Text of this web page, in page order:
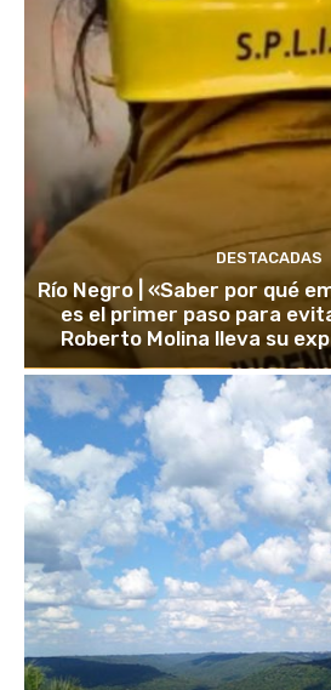
DESTACADAS
Río Negro | «Saber por qué
es el primer paso para
Roberto Molina lleva su